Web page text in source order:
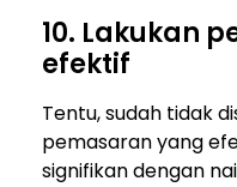
10. Lakukan
efektif
Tentu, sudah tidak
pemasaran yang
signifikan dengan